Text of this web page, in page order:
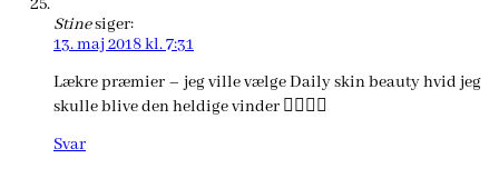
Stinesiger:
13. maj 2018 kl. 7:31
Lækre præmier – jeg ville vælge Daily skin beauty hvid jeg
skulle blive den heldige vinder 👌🏻🙏🏻
Svar